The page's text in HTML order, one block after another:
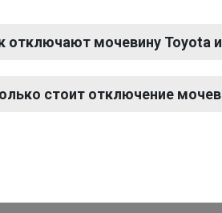
отключают мочевину Toyota
стоит отключение